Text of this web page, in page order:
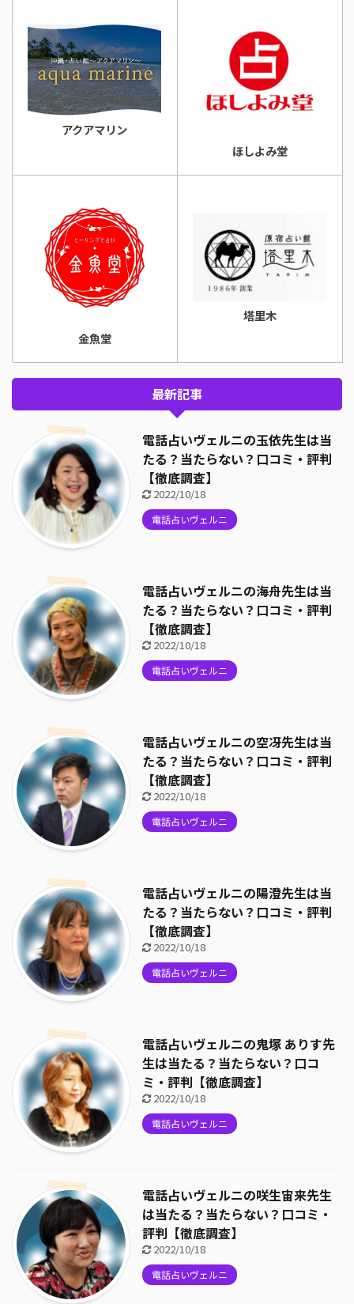
アクアマリン
ほしよみ堂
金魚堂
塔里木
最新記事
電話占いヴェルニの玉依先生は当
たる？当たらない？口コミ・評判
【徹底調査】
2022/10/18
電話占いヴェルニ
電話占いヴェルニの海舟先生は当
たる？当たらない？口コミ・評判
【徹底調査】
2022/10/18
電話占いヴェルニ
電話占いヴェルニの空冴先生は当
たる？当たらない？口コミ・評判
【徹底調査】
2022/10/18
電話占いヴェルニ
電話占いヴェルニの陽澄先生は当
たる？当たらない？口コミ・評判
【徹底調査】
2022/10/18
電話占いヴェルニ
電話占いヴェルニの鬼塚 ありす先
生は当たる？当たらない？口コ
ミ・評判【徹底調査】
2022/10/18
電話占いヴェルニ
電話占いヴェルニの咲生宙来先生
は当たる？当たらない？口コミ・
評判【徹底調査】
2022/10/18
電話占いヴェルニ